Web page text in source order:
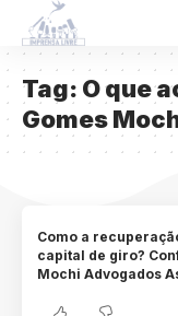
Tag: O que
Gomes
Como a
capital de giro?
Mochi Advogados